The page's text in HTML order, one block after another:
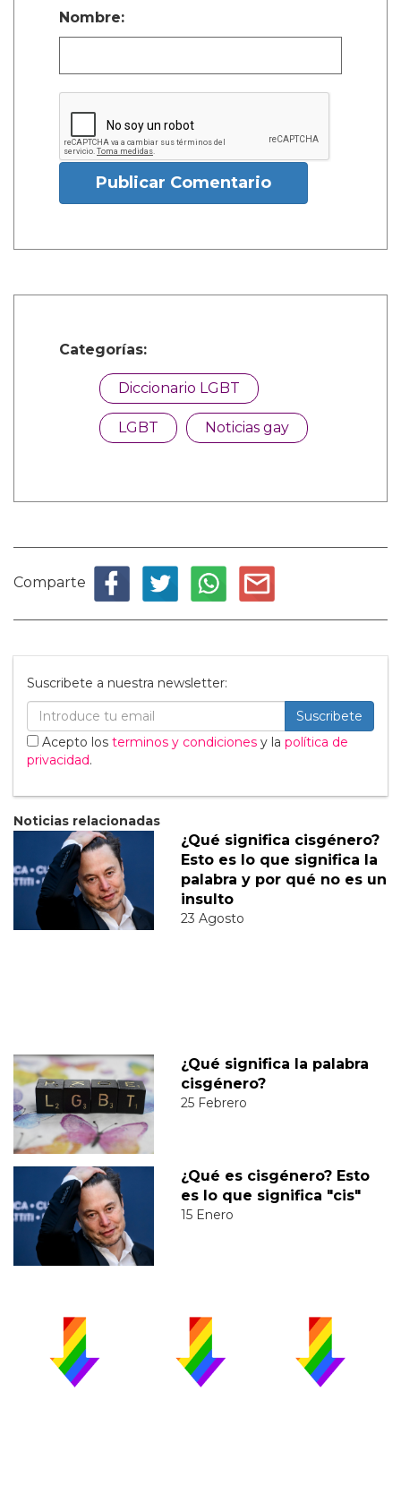
Nombre:
Publicar Comentario
Categorías:
Diccionario LGBT
LGBT Noticias gay
Comparte
Suscribete a nuestra newsletter:
Suscribete
Acepto los terminos y condiciones y la política de
privacidad.
Noticias relacionadas
¿Qué significa cisgénero?
Esto es lo que significa la
palabra y por qué no es un
insulto
23 Agosto
¿Qué significa la palabra
cisgénero?
25 Febrero
¿Qué es cisgénero? Esto
es lo que significa "cis"
15 Enero